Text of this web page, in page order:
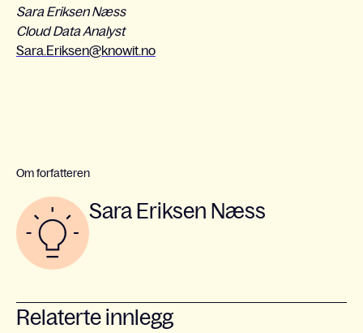
Sara Eriksen Næss
Cloud Data Analyst
Sara.Eriksen@knowit.no
Om forfatteren
Sara Eriksen Næss
Relaterte innlegg